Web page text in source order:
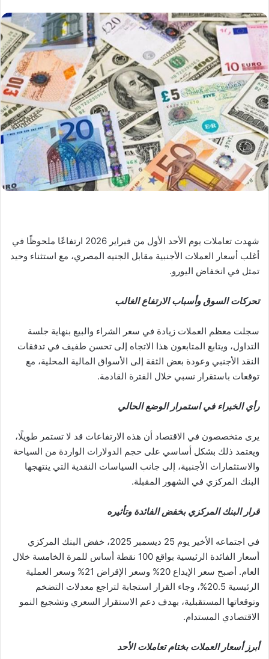
شهدت تعاملات يوم الأحد الأول من فبراير 2026 ارتفاعًا ملحوظًا في
أغلب أسعار العملات الأجنبية مقابل الجنيه المصري، مع استثناء وحيد
تمثل في انخفاض اليورو.
تحركات السوق وأسباب الارتفاع الغالب
سجلت معظم العملات زيادة في سعر الشراء والبيع بنهاية جلسة
التداول، ويتابع المتابعون هذا الاتجاه إلى تحسن طفيف في تدفقات
النقد الأجنبي وعودة بعض الثقة إلى الأسواق المالية المحلية، مع
توقعات باستقرار نسبي خلال الفترة القادمة.
رأي الخبراء في استمرار الوضع الحالي
يرى متخصصون في الاقتصاد أن هذه الارتفاعات قد لا تستمر طويلًا،
ويعتمد ذلك بشكل أساسي على حجم الدولارات الواردة من السياحة
والاستثمارات الأجنبية، إلى جانب السياسات النقدية التي ينتهجها
البنك المركزي في الشهور المقبلة.
قرار البنك المركزي بخفض الفائدة وتأثيره
في اجتماعه الأخير يوم 25 ديسمبر 2025، خفض البنك المركزي
أسعار الفائدة الرئيسية بواقع 100 نقطة أساس للمرة الخامسة خلال
العام. أصبح سعر الإيداع 20% وسعر الإقراض 21% وسعر العملية
الرئيسية 20.5%، وجاء القرار استجابة لتراجع معدلات التضخم
وتوقعاتها المستقبلية، بهدف دعم الاستقرار السعري وتشجيع النمو
الاقتصادي المستدام.
أبرز أسعار العملات بختام تعاملات الأحد